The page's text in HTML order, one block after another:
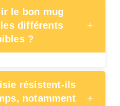
le bon mug
différents
?
+
résistent-ils
notamment
+